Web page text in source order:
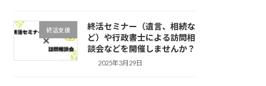
終活支援
終活セミナー（遺言、相続な
ど）や行政書士による訪問相
談会などを開催しませんか？
2025年3月29日